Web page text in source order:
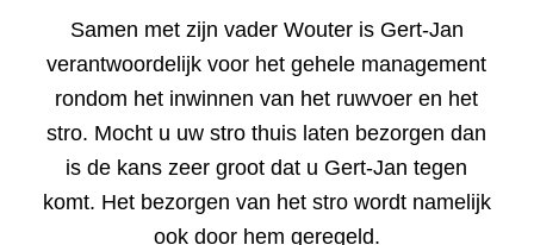
Samen met zijn vader Wouter is Gert-Jan
verantwoordelijk voor het gehele management
rondom het inwinnen van het ruwvoer en het
stro. Mocht u uw stro thuis laten bezorgen dan
is de kans zeer groot dat u Gert-Jan tegen
komt. Het bezorgen van het stro wordt namelijk
ook door hem geregeld.